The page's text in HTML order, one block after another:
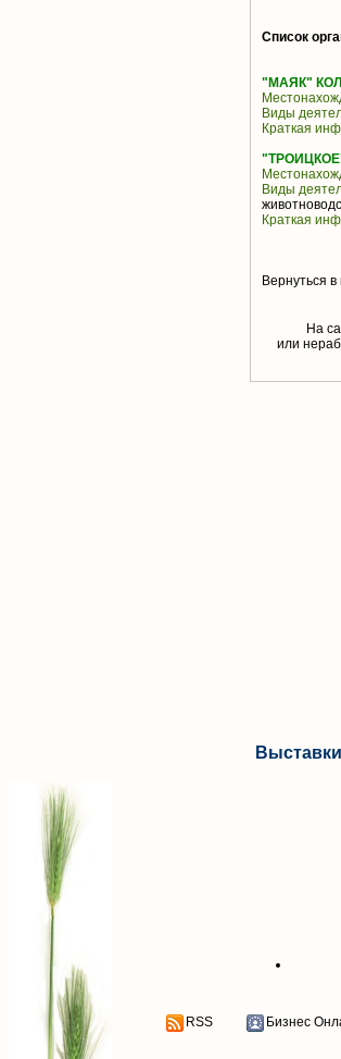
Список
"МАЯК"
Виды
Краткая
Виды
Краткая
Вернуться в
На
или
RSS Бизнес